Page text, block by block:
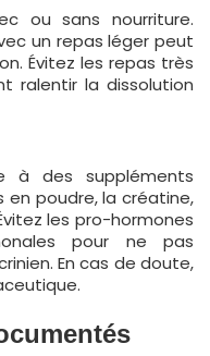
ou sans nourriture.
un repas léger peut
Évitez les repas très
ralentir la dissolution
à des suppléments
en poudre, la créatine,
les pro-hormones
pour ne pas
En cas de doute,